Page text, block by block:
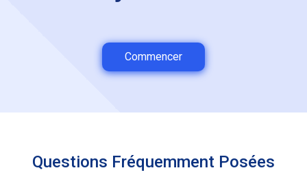
Commencer
Questions Fréquemment Posées